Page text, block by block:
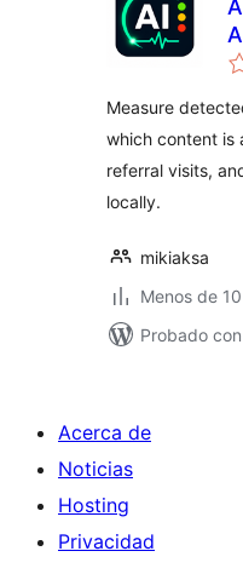
Measure
which content is
referral visits,
locally.
mikiaksa
Menos de
Probado
Acerca de
Noticias
Hosting
Privacidad